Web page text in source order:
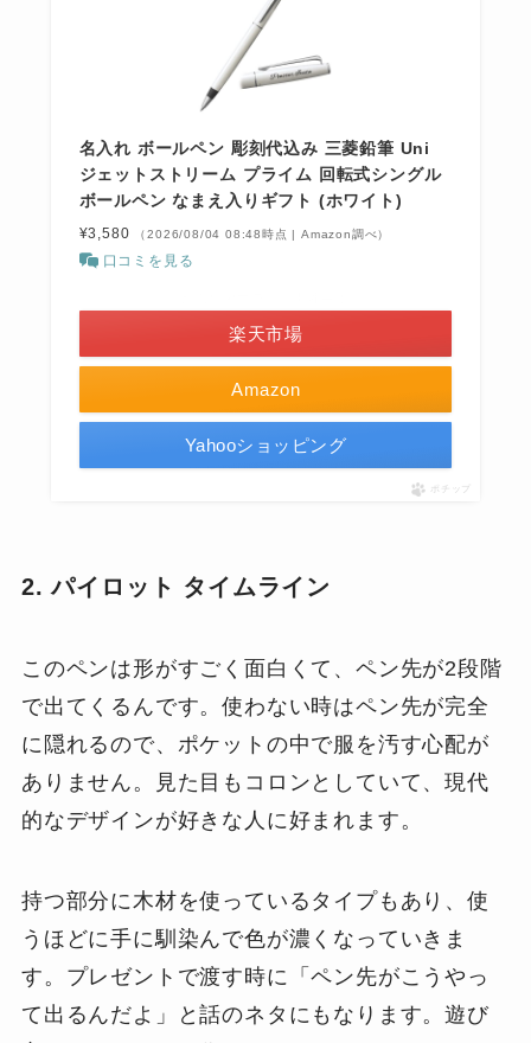
名入れ ボールペン 彫刻代込み 三菱鉛筆 Uni
ジェットストリーム プライム 回転式シングル
ボールペン なまえ入りギフト (ホワイト)
¥3,580 （2026/08/04 08:48時点 | Amazon調べ）
口コミを見る
Amazon
楽天市場
Yahooショッピング
ポチップ
2. パイロット タイムライン
このペンは形がすごく面白くて、ペン先が2段階
で出てくるんです。使わない時はペン先が完全
に隠れるので、ポケットの中で服を汚す心配が
ありません。見た目もコロンとしていて、現代
的なデザインが好きな人に好まれます。
持つ部分に木材を使っているタイプもあり、使
うほどに手に馴染んで色が濃くなっていきま
す。プレゼントで渡す時に「ペン先がこうやっ
て出るんだよ」と話のネタにもなります。遊び